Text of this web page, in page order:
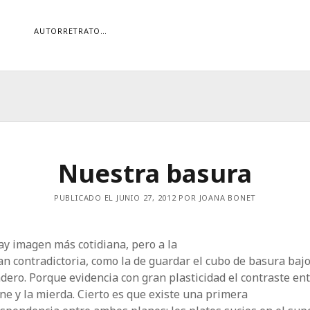
AUTORRETRATO…
Nuestra basura
PUBLICADO EL JUNIO 27, 2012 POR JOANA BONET
imagen más cotidiana, pero a la
contradictoria, como la de guardar el cubo de basura
Porque evidencia con gran plasticidad el contraste
y la mierda. Cierto es que existe una primera